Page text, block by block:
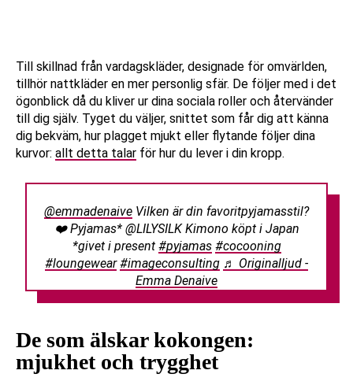
Till skillnad från vardagskläder, designade för omvärlden,
tillhör nattkläder en mer personlig sfär. De följer med i det
ögonblick då du kliver ur dina sociala roller och återvänder
till dig själv. Tyget du väljer, snittet som får dig att känna
dig bekväm, hur plagget mjukt eller flytande följer dina
kurvor: allt detta talar för hur du lever i din kropp.
@emmadenaive Vilken är din favoritpyjamasstil?
❤️ Pyjamas* @LILYSILK Kimono köpt i Japan
*givet i present #pyjamas #cocooning
#loungewear #imageconsulting ♬ Originalljud -
Emma Denaive
De som älskar kokongen:
mjukhet och trygghet